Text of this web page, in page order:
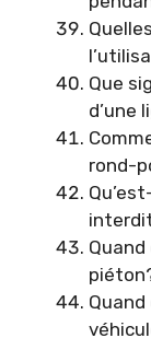
Que
d’une
rond-